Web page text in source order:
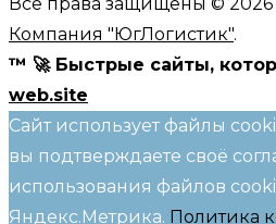
Компания "ЮгЛогистик".
™ 🚀 Быстрые сайты,
web.site
Сайт использует файлы
вы подтверждаете своё
использования файлов
Яндекс.Метрика. Политика